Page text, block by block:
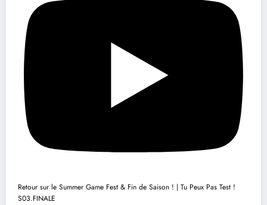
Retour sur le Summer Game Fest & Fin de Saison ! | Tu Peux Pas Test !
S03.FINALE